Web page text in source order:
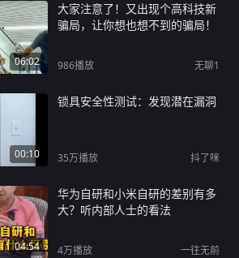
06:02
大家注意了！又出现个高科技新
骗局，让你想也想不到的骗局！
986播放 无聊1
00:10
锁具安全性测试：发现潜在漏洞
35万播放 抖了咪
04:54
华为自研和小米自研的差别有多
大？听内部人士的看法
4万播放 一往无前